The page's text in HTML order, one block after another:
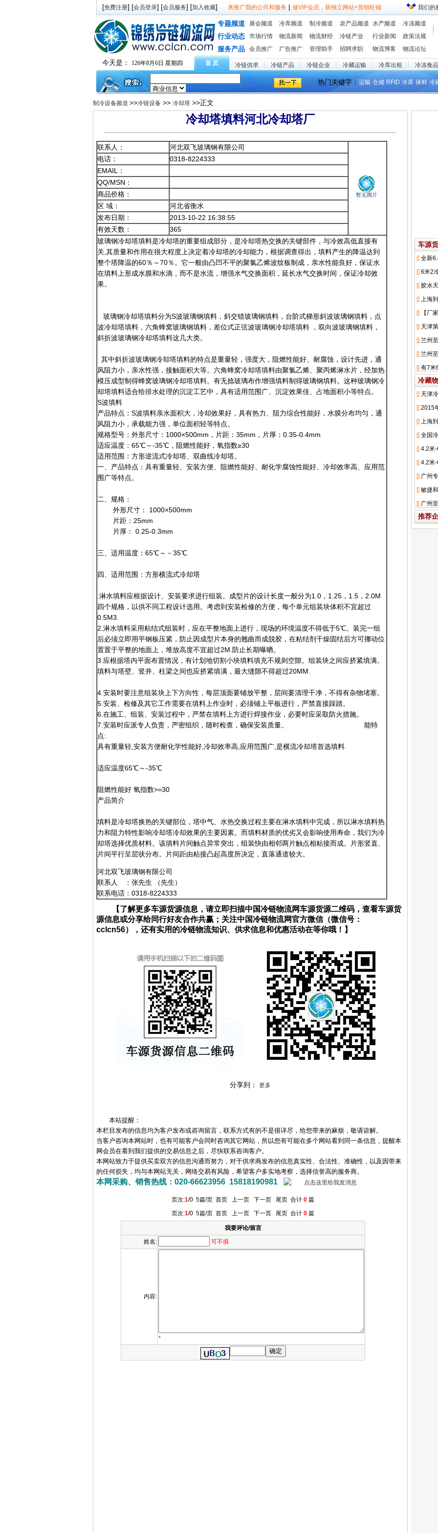
[免费注册] [会员登录] [会员服务] [加入收藏] 来推广我的公司和服务 | 做VIP会员，获独立网站+营销旺铺 我们的
专题频道 展会频道 冷库频道 制冷频道 农产品频道 水产频道 冷冻频道
行业动态 市场行情 物流新闻 物流财经 冷链产业 行业新闻 政策法规
服务产品 会员推广 广告推广 管理助手 招聘求职 物流博客 物流论坛
今天是： 126年8月6日 星期四 首 页 冷链供求 冷链产品 冷链企业 冷藏运输 冷库出租 冷冻食品
热门关键字： 运输 仓储 RFID 冷库 保鲜 冷
制冷设备频道 >>冷链设备>> 冷却塔>>正文
冷却塔填料河北冷却塔厂
联系人：
河北双飞玻璃钢有限公司
电话：
0318-8224333
EMAIL：
QQ/MSN：
商品价格：
区 域：
河北省衡水
发布日期：
2013-10-22 16:38:55
有效天数：
365
玻璃钢冷却塔填料是冷却塔的重要组成部分，是冷却塔热交换的关键部件，与冷效高低直接有
关,其质量和作用在很大程度上决定着冷却塔的冷却能力，根据调查得出，填料产生的降温达到
整个塔降温的60％～70％。它一般由凸凹不平的聚氯乙烯波纹板制成，亲水性能良好，保证水
在填料上形成水膜和水滴，而不是水流，增强水气交换面积，延长水气交换时间，保证冷却效
果。
玻璃钢冷却塔填料分为S波玻璃钢填料，斜交错玻璃钢填料，台阶式梯形斜波玻璃钢填料，点
波冷却塔填料，六角蜂窝玻璃钢填料，差位式正弦波玻璃钢冷却塔填料 ，双向波玻璃钢填料，
斜折波玻璃钢冷却塔填料这几大类。
其中斜折波玻璃钢冷却塔填料的特点是重量轻，强度大，阻燃性能好、耐腐蚀，设计先进，通
风阻力小，亲水性强，接触面积大等。六角蜂窝冷却塔填料由聚氯乙烯、聚丙烯淋水片，经加热
模压成型制得蜂窝玻璃钢冷却塔填料。有无捻玻璃布作增强填料制得玻璃钢填料。这种玻璃钢冷
却塔填料适合给排水处理的沉淀工艺中，具有适用范围广、沉淀效果佳、占地面积小等特点。
S波填料
产品特点：S波填料亲水面积大，冷却效果好，具有热力、阻力综合性能好，水膜分布均匀，通
风阻力小，承载能力强，单位面积轻等特点。
规格型号：外形尺寸：1000×500mm，片距：35mm，片厚：0.35-0.4mm
适应温度：65℃～-35℃，阻燃性能好，氧指数≥30
适用范围：方形逆流式冷却塔、双曲线冷却塔。
一、产品特点：具有重量轻、安装方便、阻燃性能好、耐化学腐蚀性能好、冷却效率高、应用范
围广等特点。
二、规格：
外形尺寸： 1000×500mm
片距：25mm
片厚： 0.25-0.3mm
三、适用温度：65℃～－35℃
四、适用范围：方形横流式冷却塔
.淋水填料应根据设计、安装要求进行组装。成型片的设计长度一般分为1.0，1.25，1.5，2.0M
四个规格，以供不同工程设计选用。考虑到安装检修的方便，每个单元组装块体积不宜超过
0.5M3.
2.淋水填料采用粘结式组装时，应在平整地面上进行，现场的环境温度不得低于5℃。装完一组
后必须立即用平钢板压紧，防止因成型片本身的翘曲而成脱胶，在粘结剂干燥固结后方可挪动位
置置于平整的地面上，堆放高度不宜超过2M.防止长期曝晒。
3.应根据塔内平面布置情况，有计划地切割小块填料填充不规则空隙。组装块之间应挤紧填满。
填料与塔壁、竖井、柱梁之间也应挤紧填满，最大缝隙不得超过20MM.
4.安装时要注意组装块上下方向性，每层顶面要铺放平整，层间要清理干净，不得有杂物堵塞。
5.安装、检修及其它工作需要在填料上作业时，必须铺上平板进行，严禁直接踩踏。
6.在施工、组装、安装过程中，严禁在填料上方进行焊接作业，必要时应采取防火措施。
7.安装时应派专人负责，严密组织，随时检查，确保安装质量。 能特
点:
具有重量轻,安装方便耐化学性能好,冷却效率高,应用范围广,是横流冷却塔首选填料.
适应温度65℃～-35℃
阻燃性能好 氧指数>=30
产品简介
填料是冷却塔换热的关键部位，塔中气、水热交换过程主要在淋水填料中完成，所以淋水填料热
力和阻力特性影响冷却塔冷却效果的主要因素。而填料材质的优劣又会影响使用寿命，我们为冷
却塔选择优质材料。该填料片间触点异常突出，组装快由相邻两片触点相粘接而成。片形竖直、
片间平行呈层状分布。片间距由粘接凸起高度所决定，直落通道较大。
河北双飞玻璃钢有限公司
联系人 ：张先生 （先生）
联系电话：0318-8224333
【了解更多车源货源信息，请立即扫描中国冷链物流网车源货源二维码，查看车源货
源信息或分享给同行好友合作共赢；关注中国冷链物流网官方微信（微信号：
cclcn56），还有实用的冷链物流知识、供求信息和优惠活动在等你哦！】
分享到： 更多
本站提醒：
本栏目发布的信息均为客户发布或咨询留言，联系方式有的不是很详尽，给您带来的麻烦，敬请谅解。
当客户咨询本网站时，也有可能客户会同时咨询其它网站，所以您有可能在多个网站看到同一条信息，提醒本
网会员在看到我们提供的交易信息之后，尽快联系咨询客户。
本网站致力于提供买卖双方的信息沟通而努力，对于供求商发布的信息真实性、合法性、准确性，以及因带来
的任何损失，均与本网站无关，网络交易有风险，希望客户多实地考察，选择信誉高的服务商。
本网采购、销售热线：020-66623956 15818190981
车源
冷藏
推荐